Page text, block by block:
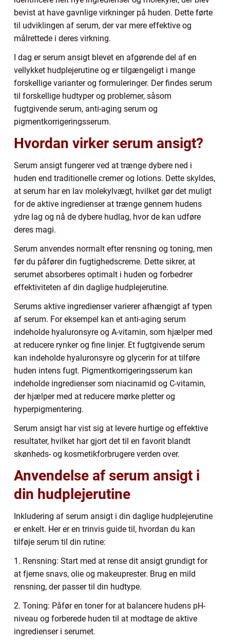
bevist at have gavnlige virkninger på huden. Dette førte
til udviklingen af serum, der var mere effektive og
målrettede i deres virkning.
I dag er serum ansigt blevet en afgørende del af en
vellykket hudplejerutine og er tilgængeligt i mange
forskellige varianter og formuleringer. Der findes serum
til forskellige hudtyper og problemer, såsom
fugtgivende serum, anti-aging serum og
pigmentkorrigeringsserum.
Hvordan virker serum ansigt?
Serum ansigt fungerer ved at trænge dybere ned i
huden end traditionelle cremer og lotions. Dette skyldes,
at serum har en lav molekylvægt, hvilket gør det muligt
for de aktive ingredienser at trænge gennem hudens
ydre lag og nå de dybere hudlag, hvor de kan udføre
deres magi.
Serum anvendes normalt efter rensning og toning, men
før du påfører din fugtighedscreme. Dette sikrer, at
serumet absorberes optimalt i huden og forbedrer
effektiviteten af din daglige hudplejerutine.
Serums aktive ingredienser varierer afhængigt af typen
af serum. For eksempel kan et anti-aging serum
indeholde hyaluronsyre og A-vitamin, som hjælper med
at reducere rynker og fine linjer. Et fugtgivende serum
kan indeholde hyaluronsyre og glycerin for at tilføre
huden intens fugt. Pigmentkorrigeringsserum kan
indeholde ingredienser som niacinamid og C-vitamin,
der hjælper med at reducere mørke pletter og
hyperpigmentering.
Serum ansigt har vist sig at levere hurtige og effektive
resultater, hvilket har gjort det til en favorit blandt
skønheds- og kosmetikforbrugere verden over.
Anvendelse af serum ansigt i
din hudplejerutine
Inkludering af serum ansigt i din daglige hudplejerutine
er enkelt. Her er en trinvis guide til, hvordan du kan
tilføje serum til din rutine:
1. Rensning: Start med at rense dit ansigt grundigt for
at fjerne snavs, olie og makeuprester. Brug en mild
rensning, der passer til din hudtype.
2. Toning: Påfør en toner for at balancere hudens pH-
niveau og forberede huden til at modtage de aktive
ingredienser i serumet.